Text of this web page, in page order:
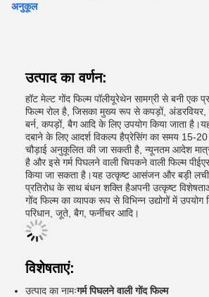
अनुकूल
उत्पाद का वर्णन:
हॉट मेल्ट गोंद फिल्म पॉलीयूरेथेन सामग्री से बनी एक
फिल्म रोल है, जिसका मुख्य रूप से कपड़ों,
बर्न, कपड़ों, बैग आदि के लिए उपयोग किया जाता
दबाने के लिए आदर्श विकल्प हैप्रेसिंग का समय 15-
चौड़ाई अनुकूलित की जा सकती है, न्यूनतम आदेश
है और इसे गर्म पिघलने वाली चिपकने वाली फिल्म
किया जा सकता है।यह उत्कृष्ट आसंजन और बड़ी
प्रतिरोध के साथ बंधन शक्ति हैअपनी उत्कृष्ट
गोंद फिल्म का व्यापक रूप से विभिन्न उद्योगों में
परिधान, जूते, बैग, फर्नीचर आदि।
विशेषताएं:
उत्पाद का नामःगर्म पिघलने वाली गोंद फिल्म